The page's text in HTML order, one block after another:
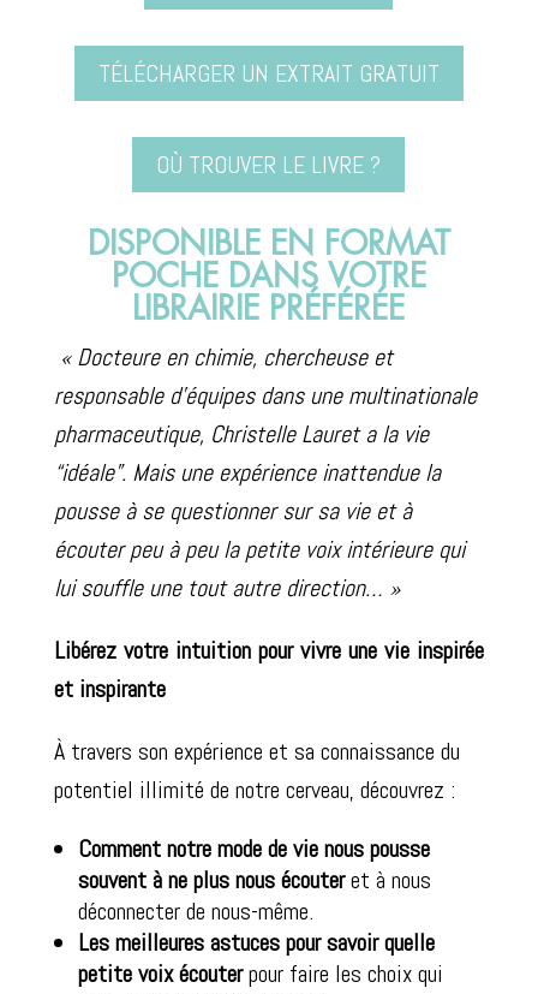
TÉLÉCHARGER UN EXTRAIT GRATUIT
OÙ TROUVER LE LIVRE ?
DISPONIBLE EN FORMAT
POCHE DANS VOTRE
LIBRAIRIE PRÉFÉRÉE
« Docteure en chimie, chercheuse et
responsable d’équipes dans une multinationale
pharmaceutique, Christelle Lauret a la vie
“idéale”. Mais une expérience inattendue la
pousse à se questionner sur sa vie et à
écouter peu à peu la petite voix intérieure qui
lui souffle une tout autre direction… »
Libérez votre intuition pour vivre une vie inspirée
et inspirante
À travers son expérience et sa connaissance du
potentiel illimité de notre cerveau, découvrez :
Comment notre mode de vie nous pousse
souvent à ne plus nous écouteret à nous
déconnecter de nous-même.
Les meilleures astuces pour savoir quelle
petite voix écouterpour faire les choix qui